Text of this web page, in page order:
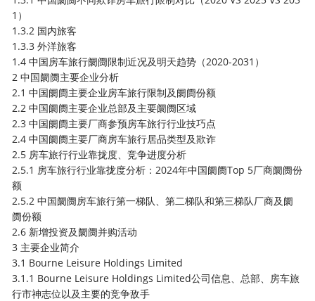
1）
1.3.2 国内旅客
1.3.3 外洋旅客
1.4 中国房车旅行阛阓限制近况及明天趋势（2020-2031）
2 中国阛阓主要企业分析
2.1 中国阛阓主要企业房车旅行限制及阛阓份额
2.2 中国阛阓主要企业总部及主要阛阓区域
2.3 中国阛阓主要厂商参预房车旅行行业技巧点
2.4 中国阛阓主要厂商房车旅行居品类型及欺诈
2.5 房车旅行行业靠拢度、竞争进度分析
2.5.1 房车旅行行业靠拢度分析：2024年中国阛阓Top 5厂商阛阓份
额
2.5.2 中国阛阓房车旅行第一梯队、第二梯队和第三梯队厂商及阛
阓份额
2.6 新增投资及阛阓并购活动
3 主要企业简介
3.1 Bourne Leisure Holdings Limited
3.1.1 Bourne Leisure Holdings Limited公司信息、总部、房车旅
行市神志位以及主要的竞争敌手